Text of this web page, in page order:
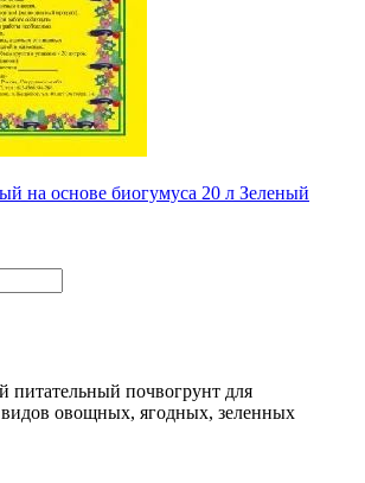
на основе биогумуса 20 л Зеленый
питательный почвогрунт для
овощных, ягодных, зеленных